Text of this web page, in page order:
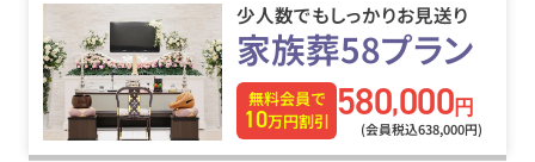
少人数でもしっかりお見送り
家族葬58プラン
無料会員で
10万円割引 580,000円
(会員税込638,000円)